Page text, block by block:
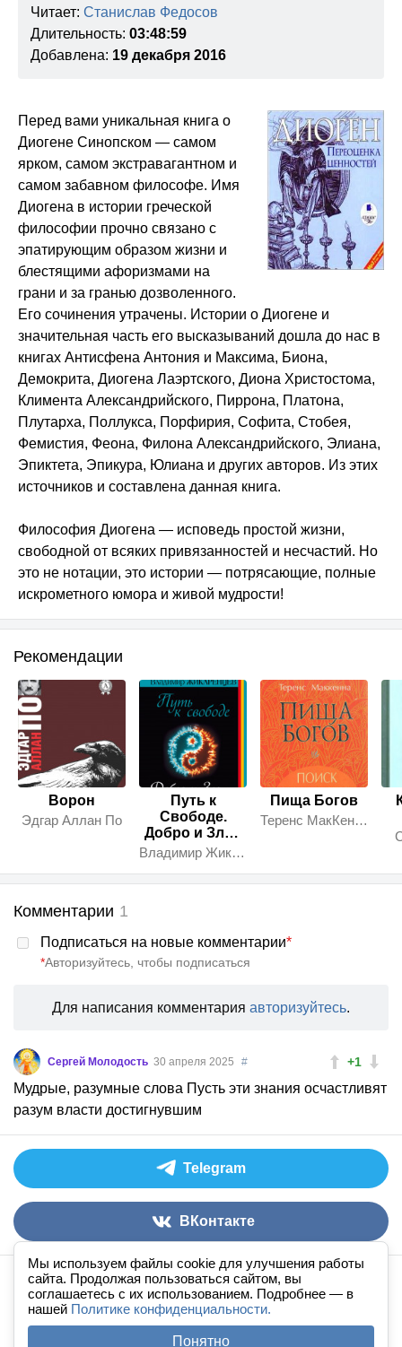
Мы используем файлы cookie для улучшения работы
сайта. Продолжая пользоваться сайтом, вы
соглашаетесь с их использованием. Подробнее — в
нашей Политике конфиденциальности.
Понятно
Читает: Станислав Федосов
Длительность: 03:48:59
Добавлена: 19 декабря 2016
Перед вами уникальная книга о
Диогене Синопском — самом
ярком, самом экстравагантном и
самом забавном философе. Имя
Диогена в истории греческой
философии прочно связано с
эпатирующим образом жизни и
блестящими афоризмами на
грани и за гранью дозволенного.
Его сочинения утрачены. Истории о Диогене и
значительная часть его высказываний дошла до нас в
книгах Антисфена Антония и Максима, Биона,
Демокрита, Диогена Лаэртского, Диона Христостома,
Климента Александрийского, Пиррона, Платона,
Плутарха, Поллукса, Порфирия, Софита, Стобея,
Фемистия, Феона, Филона Александрийского, Элиана,
Эпиктета, Эпикура, Юлиана и других авторов. Из этих
источников и составлена данная книга.
Философия Диогена — исповедь простой жизни,
свободной от всяких привязанностей и несчастий. Но
это не нотации, это истории — потрясающие, полные
искрометного юмора и живой мудрости!
Рекомендации
Ворон
Эдгар Аллан По
Путь к
Свободе.
Добро и Зло -
игра в
дуальность
Владимир Жикаренцев
Пища Богов
Теренс МакКенна
Комментарии 1
Подписаться на новые комментарии*
*Авторизуйтесь, чтобы подписаться
Для написания комментария авторизуйтесь.
+1
Сергей Молодость 30 апреля 2025 #
Мудрые, разумные слова Пусть эти знания осчастливят
разум власти достигнувшим
Telegram
ВКонтакте
Аудиокниги слушать онлайн книгав ухе
По всем вопросам:admin@knigavuhe.ru
Правила сайта ·